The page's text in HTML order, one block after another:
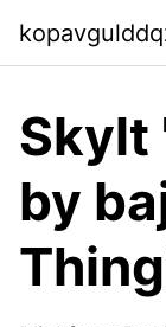
Skylt
by